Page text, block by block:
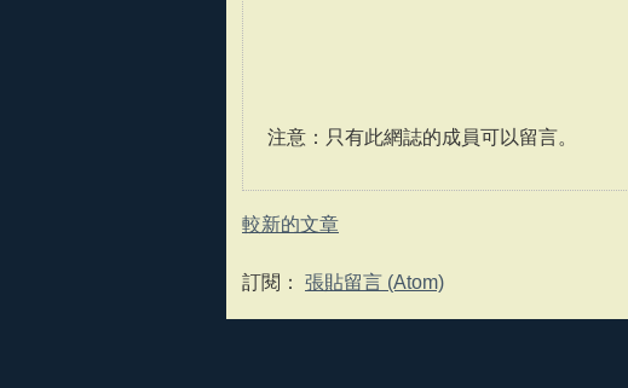
注意：只有此網誌的成員可以留言。
較新的文章
訂閱： 張貼留言 (Atom)